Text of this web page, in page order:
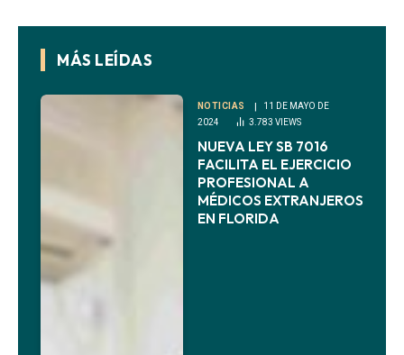
MÁS LEÍDAS
NOTICIAS
11 DE MAYO DE
2024
3.783 VIEWS
NUEVA LEY SB 7016
FACILITA EL EJERCICIO
PROFESIONAL A
MÉDICOS EXTRANJEROS
EN FLORIDA